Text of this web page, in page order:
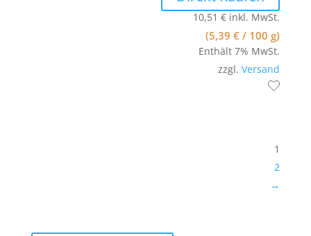
10,51€ inkl. MwSt.
(5,39€ / 100 g)
Enthält 7% MwSt.
zzgl.Versand
1
2
→